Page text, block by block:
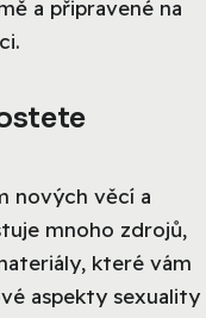
a připravené na
nových věcí a
mnoho zdrojů,
které vám
aspekty sexuality